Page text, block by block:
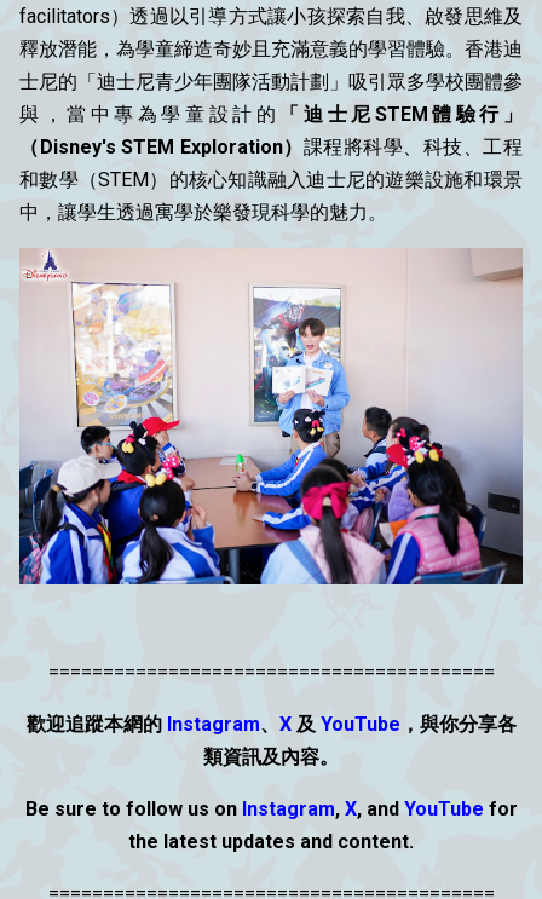
facilitators）透過以引導方式讓小孩探索自我、啟發思維及
釋放潛能，為學童締造奇妙且充滿意義的學習體驗。香港迪
士尼的「迪士尼青少年團隊活動計劃」吸引眾多學校團體參
與，當中專為學童設計的
「迪士尼STEM體驗行」
（Disney's STEM Exploration） 課程將科學、科技、工程
和數學（STEM）的核心知識融入迪士尼的遊樂設施和環景
中，讓學生透過寓學於樂發現科學的魅力。
=========================================
歡迎追蹤本網的 Instagram、 X及 YouTube ，與你分享各
類資訊及內容。
Be sure to follow us on Instagram, X, and YouTube for
the latest updates and content.
=========================================